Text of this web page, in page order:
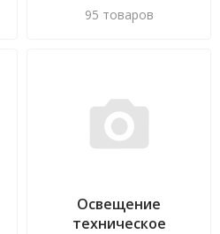
95 товаров
Освещение
техническое